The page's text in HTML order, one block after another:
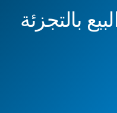
بالتجزئة